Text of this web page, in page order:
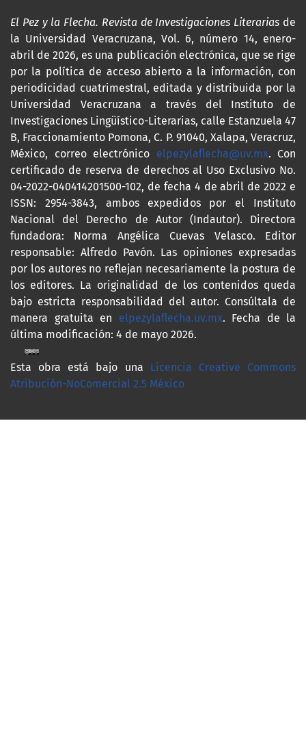
El Pez y la Flecha. Revista de Investigaciones Literarias de
la Universidad Veracruzana, Vol. 6, número 14, enero-
abril de 2026, es una publicación electrónica, que se rige
por la política de acceso abierto a la información, con
periodicidad cuatrimestral, editada y distribuida por la
Universidad Veracruzana a través del Instituto de
Investigaciones Lingüístico-Literarias, calle Estanzuela 47
B, Fraccionamiento Pomona, C. P. 91040, Xalapa, Veracruz,
México, correo electrónico elpezylaflecha@uv.mx. Con
certificado de reserva de derechos al Uso Exclusivo No.
04-2022-040414201500-102, de fecha 4 de abril de 2022 e
ISSN: 2954-3843, ambos expedidos por el Instituto
Nacional del Derecho de Autor (Indautor). Directora
fundadora: Norma Angélica Cuevas Velasco. Editor
responsable: Alfredo Pavón. Las opiniones expresadas
por los autores no reflejan necesariamente la postura de
los editores. La originalidad de los contenidos queda
bajo estricta responsabilidad del autor. Consúltala de
manera gratuita en elpezylaflecha.uv.mx. Fecha de la
última modificación: 4 de mayo 2026.
Esta obra está bajo una Licencia Creative Commons
Atribución-NoComercial 2.5 México